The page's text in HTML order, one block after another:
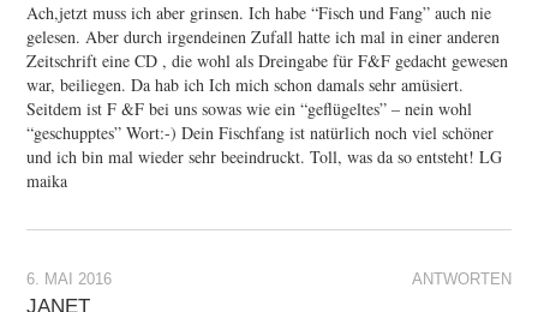
Ach,jetzt muss ich aber grinsen. Ich habe “Fisch und Fang” auch nie
gelesen. Aber durch irgendeinen Zufall hatte ich mal in einer anderen
Zeitschrift eine CD , die wohl als Dreingabe für F&F gedacht gewesen
war, beiliegen. Da hab ich Ich mich schon damals sehr amüsiert.
Seitdem ist F &F bei uns sowas wie ein “geflügeltes” – nein wohl
“geschupptes” Wort:-) Dein Fischfang ist natürlich noch viel schöner
und ich bin mal wieder sehr beeindruckt. Toll, was da so entsteht! LG
maika
ANTWORTEN
6. MAI 2016
JANET